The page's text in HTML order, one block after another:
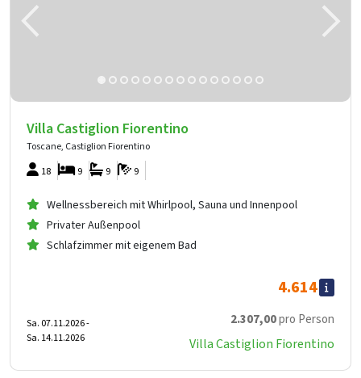
Villa Castiglion Fiorentino
Toscane, Castiglion Fiorentino
18
9
9
9
Wellnessbereich mit Whirlpool, Sauna und Innenpool
Privater Außenpool
Schlafzimmer mit eigenem Bad
Sa. 07.11.2026 -
Sa. 14.11.2026
2.307,00pro Person
4.614
Villa Castiglion Fiorentino